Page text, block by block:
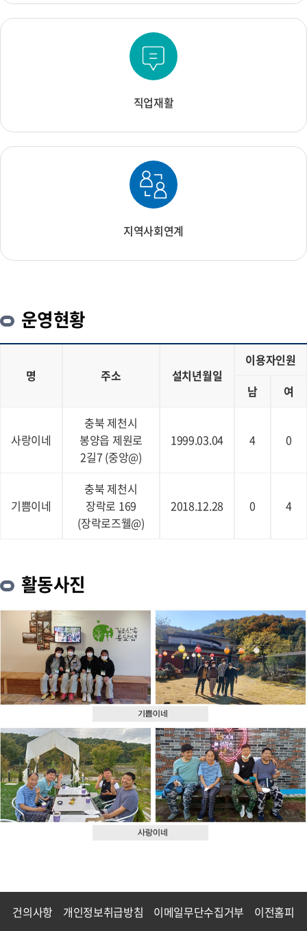
직업재활
지역사회연계
운영현황
명 주소 설치년월일
이용자인원
남
여
사랑이네
충북 제천시
봉양읍 제원로
2길7 (중앙@)
1999.03.04 4 0
기쁨이네
충북 제천시
장락로 169
(장락로즈웰@)
2018.12.28 0 4
활동사진
건의사항 개인정보취급방침 이메일무단수집거부 이전홈피